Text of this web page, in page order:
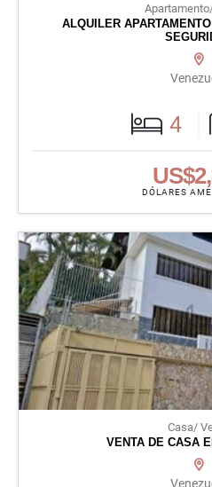
ALQUILER
4
DÓLARES
Casa/
VENTA DE CASA